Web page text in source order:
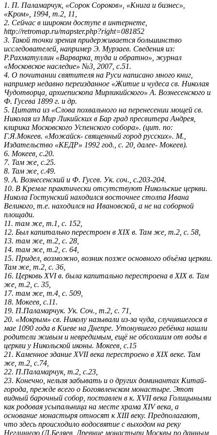
1. П. Паламарчук, «Сорок Сороков», «Книга и бизнес»,
«Кром», 1994, т.2, 11,
2. Сейчас в широком доступе в интернете,
http://retromap.ru/mapster.php?right=081852
3. Такой точки зрения придерживается большинство
исследователей, например Э. Мурзаев. Сведения из:
Р.Рахматуллин «Варварка, туда и обратно», журнал
«Московское наследие» №3, 2007, с.51.
4. О почитании святителя на Руси написано много книг,
например недавно переизданное «Житие и чудеса св. Николая
Чудотворца, архиепископа Мирликийского» А. Вознесенского и
Ф. Гусева 1899 г. и др.
5. Цитата из «Слова похвального на перенесении мощей св.
Николая из Мир Ликийских в Бар град пресвитера Андрея,
клирика Московского Успенского собора». (цит. по:
Г.Я.Мокеев. «Можайск- священный город русских». М.,
Издательство «КЕДР» 1992 год., с. 20, далее- Мокеев).
6. Мокеев, с.20.
7. Там же, с.25.
8. Там же, с.49.
9. А. Вознесенский и Ф. Гусев. Ук. соч., с.203-204.
10. В Кремле практически отсутствуют Никольские церкви.
Никола Гостунский находился восточнее столпа Ивана
Великого, т.е. находился на Ивановской, а не на соборной
площади.
11. там же, т.1, с. 152,
12. Был капитально перестроен в XIX в. Там же, т.2, с. 58,
13. там же, т.2, с. 28,
14. там же, т.2, с. 64,
15. Придел, возможно, возник позже основного объёма церкви.
Там же, т.2, с. 36,
16. Церковь XVI в. была капитально перестроена в XIX в. Там
же, т.2, с. 35,
17. там же, т.4, с. 509,
18. Мокеев, с.11.
19. П.Паламарчук. Ук. Соч., т.2, с. 71,
20. «Мокрым» св. Николу называли из-за чуда, случившегося в
мае 1090 года в Киеве на Днепре. Утонувшего ребёнка нашли
родители живым и невредимым, ещё не обсохшим от воды в
церкви у Никольской иконы. Мокеев, с.15
21. Каменное здание XVII века перестроено в XIX веке. Там
же, т.2, с.74,
22. П.Паламарчук, т.2, с.23,
23. Конечно, нельзя забывать и о других доминантах Китай-
города, прежде всего о Богоявленском монастыре. Этот
видный барочный собор, поставлен в к. XVII века Голицыными
как родовая усыпальница на месте храма XIV века, а
основание монастыря относят к XIII веку. Предполагают,
что здесь происходило водосвятие с выходом на реку
Неглинную (Л.Беляев, Древние монастыри Москвы по данным